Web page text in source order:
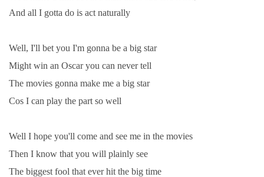
And all I gotta do is act naturally
Well, I'll bet you I'm gonna be a big star
Might win an Oscar you can never tell
The movies gonna make me a big star
Cos I can play the part so well
Well I hope you'll come and see me in the movies
Then I know that you will plainly see
The biggest fool that ever hit the big time